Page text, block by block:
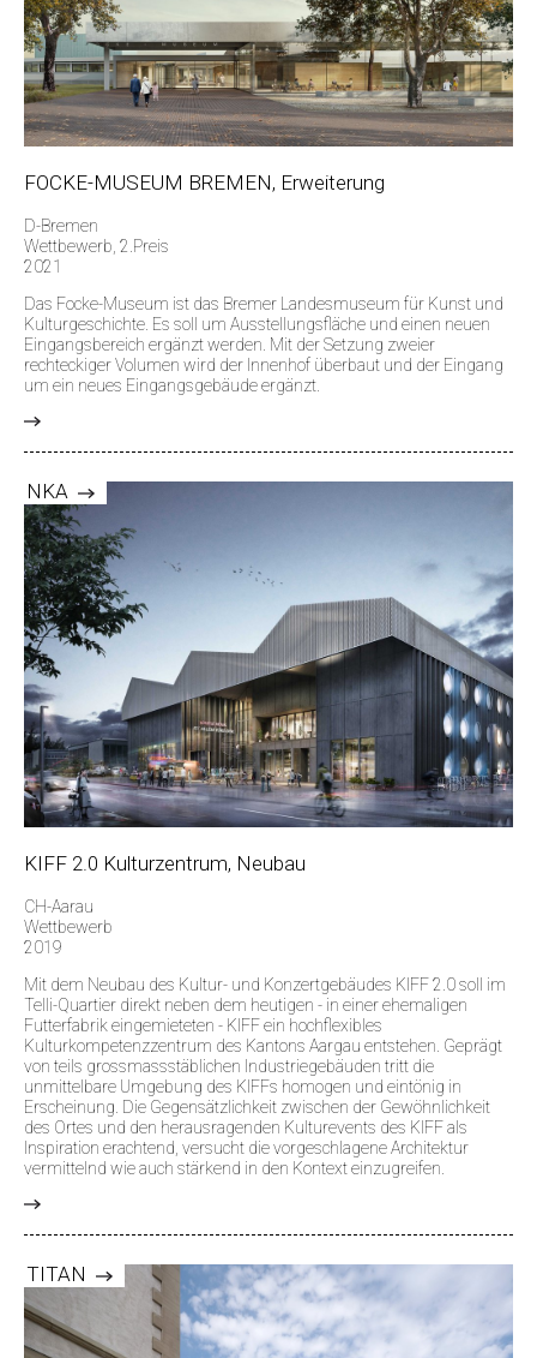
FOCKE-MUSEUM BREMEN, Erweiterung
D-Bremen
Wettbewerb, 2.Preis
2021
Das Focke-Museum ist das Bremer Landesmuseum für Kunst und
Kulturgeschichte. Es soll um Ausstellungsfläche und einen neuen
Eingangsbereich ergänzt werden. Mit der Setzung zweier
rechteckiger Volumen wird der Innenhof überbaut und der Eingang
um ein neues Eingangsgebäude ergänzt.
NKA
KIFF 2.0 Kulturzentrum, Neubau
CH-Aarau
Wettbewerb
2019
Mit dem Neubau des Kultur- und Konzertgebäudes KIFF 2.0 soll im
Telli-Quartier direkt neben dem heutigen - in einer ehemaligen
Futterfabrik eingemieteten - KIFF ein hochflexibles
Kulturkompetenzzentrum des Kantons Aargau entstehen. Geprägt
von teils grossmassstäblichen Industriegebäuden tritt die
unmittelbare Umgebung des KIFFs homogen und eintönig in
Erscheinung. Die Gegensätzlichkeit zwischen der Gewöhnlichkeit
des Ortes und den herausragenden Kulturevents des KIFF als
Inspiration erachtend, versucht die vorgeschlagene Architektur
vermittelnd wie auch stärkend in den Kontext einzugreifen.
TITAN